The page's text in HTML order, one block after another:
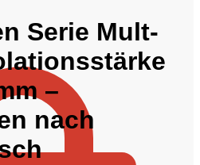
Serie Mult-
–
nach